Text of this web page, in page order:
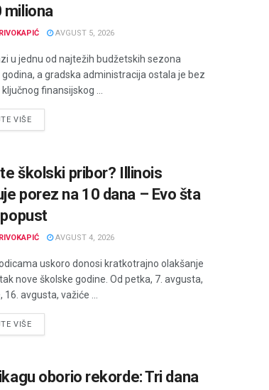
miliona
AVGUST 5, 2026
u jednu od najtežih budžetskih sezona
a gradska administracija ostala je bez
finansijskog ...
VIŠEDETAILS
školski pribor? Illinois
porez na 10 dana – Evo šta
AVGUST 4, 2026
uskoro donosi kratkotrajno olakšanje
nove školske godine. Od petka, 7. avgusta,
avgusta, važiće ...
VIŠEDETAILS
oborio rekorde: Tri dana